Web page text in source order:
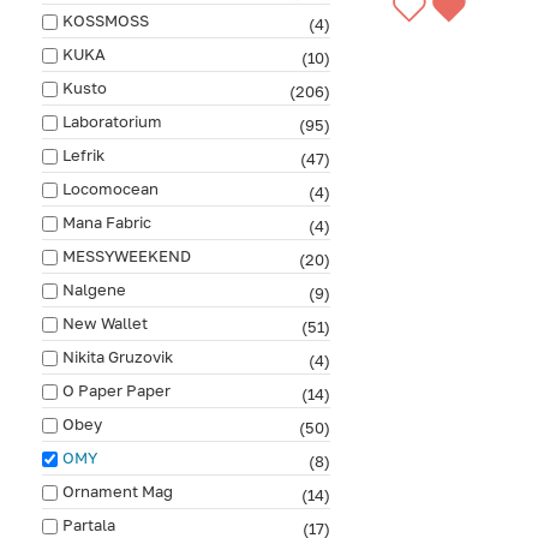
KOSSMOSS
(4)
KUKA
(10)
Kusto
(206)
Laboratorium
(95)
Lefrik
(47)
Locomocean
(4)
Mana Fabric
(4)
MESSYWEEKEND
(20)
Nalgene
(9)
New Wallet
(51)
Nikita Gruzovik
(4)
O Paper Paper
(14)
Obey
(50)
OMY
(8)
Ornament Mag
(14)
Partala
(17)
СООБЩИТЬ О